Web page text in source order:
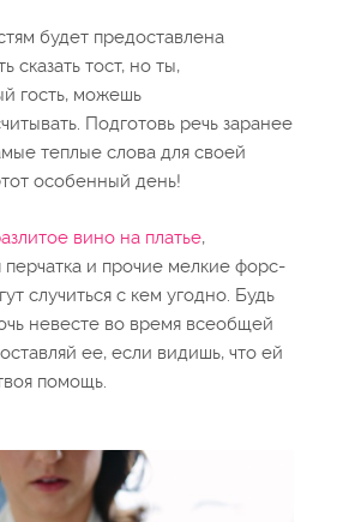
будет предоставлена
сказать тост, но ты,
гость, можешь
Подготовь речь заранее
теплые слова для своей
особенный день!
вино на платье,
перчатка и прочие мелкие форс-
случиться с кем угодно. Будь
невесте во время всеобщей
ее, если видишь, что ей
помощь.